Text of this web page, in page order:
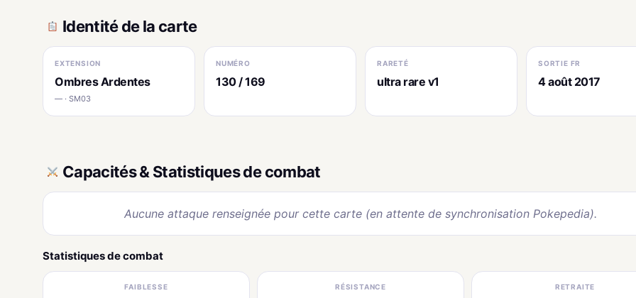
Identité de la carte
EXTENSION
Ombres Ardentes
— · SM03
NUMÉRO
130 / 169
RARETÉ
ultra rare v1
SORTIE FR
4 août 2017
Capacités & Statistiques de combat
Aucune attaque renseignée pour cette carte (en attente de synchronisation Pokepedia).
Statistiques de combat
FAIBLESSE RÉSISTANCE RETRAITE